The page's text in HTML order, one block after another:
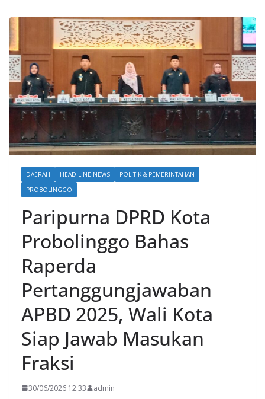
DAERAH HEAD LINE NEWS
POLITIK & PEMERINTAHAN
PROBOLINGGO
Paripurna DPRD Kota
Probolinggo Bahas
Raperda
Pertanggungjawaban
APBD 2025, Wali Kota
Siap Jawab Masukan
Fraksi
30/06/2026 12:33 admin